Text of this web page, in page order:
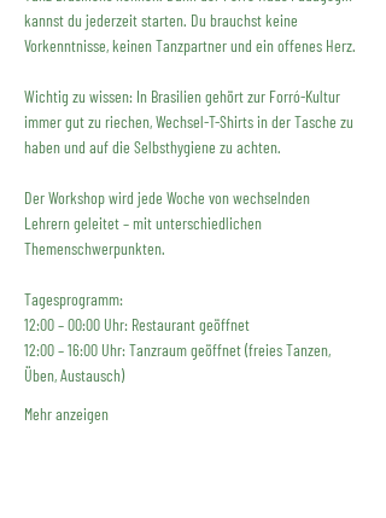
kannst du jederzeit starten. Du brauchst keine
Vorkenntnisse, keinen Tanzpartner und ein offenes Herz.
Wichtig zu wissen: In Brasilien gehört zur Forró-Kultur
immer gut zu riechen, Wechsel-T-Shirts in der Tasche zu
haben und auf die Selbsthygiene zu achten.
Der Workshop wird jede Woche von wechselnden
Lehrern geleitet – mit unterschiedlichen
Themenschwerpunkten.
Tagesprogramm:
12:00 – 00:00 Uhr: Restaurant geöffnet
12:00 – 16:00 Uhr: Tanzraum geöffnet (freies Tanzen,
Üben, Austausch)
Mehr anzeigen